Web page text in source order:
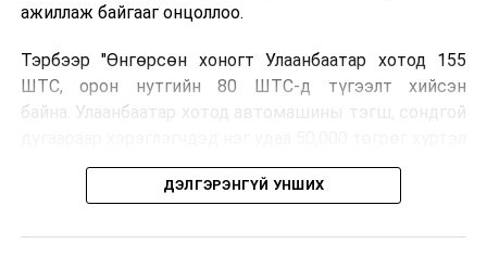
ажиллаж байгааг онцоллоо.
Тэрбээр "Өнгөрсөн хоногт Улаанбаатар хотод 155
ШТС, орон нутгийн 80 ШТС-д түгээлт хийсэн
байна. Улаанбаатар хотод автомашины тэгш, сондгой
автобензин олгох зохицуулалт хэрэгжиж байгаа
бөгөөд зөөврийн саванд олгохгүй. Энэ нь аюулгүй
сэргийлж буй юм. Орон нутгийн иргэд намрын ургац
ДЭЛГЭРЭНГҮЙ УНШИХ